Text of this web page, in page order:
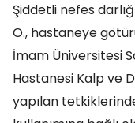
Şiddetli nefes
O., hastaneye
İmam Üniversitesi
Hastanesi Kalp ve
yapılan